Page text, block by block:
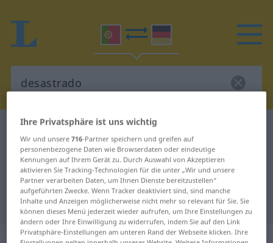
Portugiesisch-Deutsch Wörterbuch
Portugiesisch-Deutsch
Übersetzung für "desastrado"
"desastrado" Deutsch Übersetzung
„desastrado“
Ihre Privatsphäre ist uns wichtig
Wir und unsere716-Partner speichern und greifen auf
personenbezogene Daten wie Browserdaten oder eindeutige
Kennungen auf Ihrem Gerät zu. Durch Auswahl von Akzeptieren
aktivieren Sie Tracking-Technologien für die unter „Wir und unsere
Partner verarbeiten Daten, um Ihnen Dienste bereitzustellen“
aufgeführten Zwecke. Wenn Tracker deaktiviert sind, sind manche
Inhalte und Anzeigen möglicherweise nicht mehr so relevant für Sie. Sie
können dieses Menü jederzeit wieder aufrufen, um Ihre Einstellungen zu
ändern oder Ihre Einwilligung zu widerrufen, indem Sie auf den Link
Privatsphäre-Einstellungen am unteren Rand der Webseite klicken. Ihre